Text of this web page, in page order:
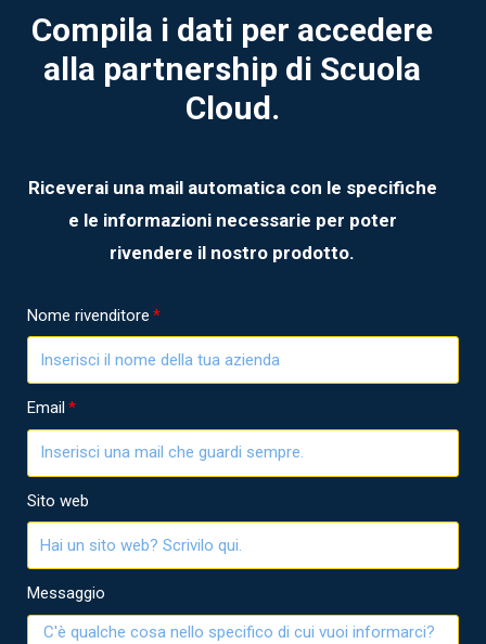
Compila i dati per accedere
alla partnership di Scuola
Cloud.
Riceverai una mail automatica con le specifiche
e le informazioni necessarie per poter
rivendere il nostro prodotto.
Nome rivenditore
Email
Sito web
Messaggio